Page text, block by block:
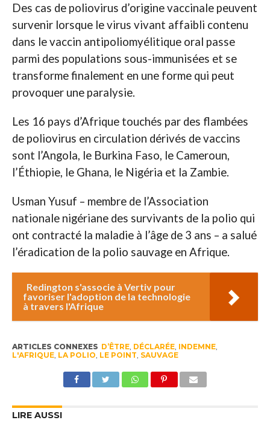
Des cas de poliovirus d’origine vaccinale peuvent
survenir lorsque le virus vivant affaibli contenu
dans le vaccin antipoliomyélitique oral passe
parmi des populations sous-immunisées et se
transforme finalement en une forme qui peut
provoquer une paralysie.
Les 16 pays d’Afrique touchés par des flambées
de poliovirus en circulation dérivés de vaccins
sont l’Angola, le Burkina Faso, le Cameroun,
l’Éthiopie, le Ghana, le Nigéria et la Zambie.
Usman Yusuf – membre de l’Association
nationale nigériane des survivants de la polio qui
ont contracté la maladie à l’âge de 3 ans – a salué
l’éradication de la polio sauvage en Afrique.
Redington s'associe à Vertiv pour
favoriser l'adoption de la technologie
à travers l'Afrique
ARTICLES CONNEXES D’ÊTRE, DÉCLARÉE, INDEMNE,
L'AFRIQUE, LA POLIO, LE POINT, SAUVAGE
LIRE AUSSI